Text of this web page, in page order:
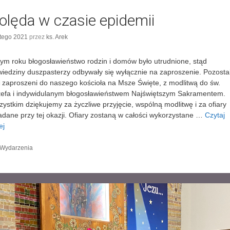
w czasie epidemii
2021 przez ks. Arek
roku błogosławieństwo rodzin i domów było utrudnione, stąd
duszpasterzy odbywały się wyłącznie na zaproszenie.
zaproszeni do naszego kościoła na Msze Święte, z modlitwą do św.
i indywidulanym błogosławieństwem Najświętszym Sakramentem.
dziękujemy za życzliwe przyjęcie, wspólną modlitwę i za ofiary
przy tej okazji. Ofiary zostaną w całości wykorzystane … Czytaj
l
w
c
z
a
K
e
g
o
r
i
e
Wydarzenia